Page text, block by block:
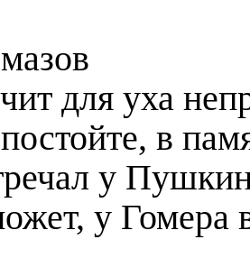
для уха
в
у
у Гомера